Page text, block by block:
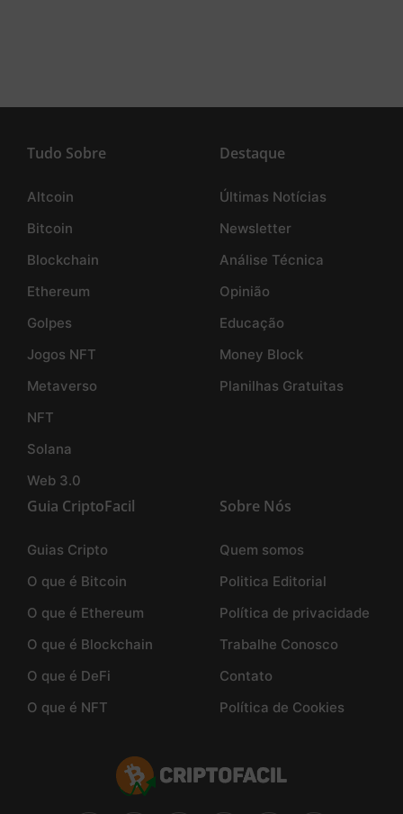
Tudo Sobre
Altcoin
Bitcoin
Blockchain
Ethereum
Golpes
Jogos NFT
Metaverso
NFT
Solana
Web 3.0
Destaque
Últimas Notícias
Newsletter
Análise Técnica
Opinião
Educação
Money Block
Planilhas Gratuitas
Guia CriptoFacil
Guias Cripto
O que é Bitcoin
O que é Ethereum
O que é Blockchain
O que é DeFi
O que é NFT
Sobre Nós
Quem somos
Politica Editorial
Política de privacidade
Trabalhe Conosco
Contato
Política de Cookies